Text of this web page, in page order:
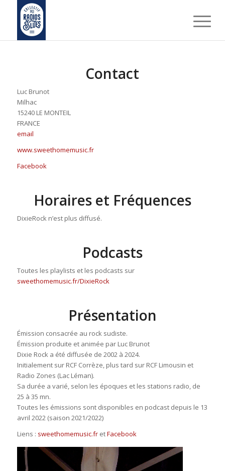
Contact
Luc Brunot
Milhac
15240 LE MONTEIL
FRANCE
email
www.sweethomemusic.fr
Facebook
Horaires et Fréquences
DixieRock n’est plus diffusé.
Podcasts
Toutes les playlists et les podcasts sur
sweethomemusic.fr/DixieRock
Présentation
Émission consacrée au rock sudiste.
Émission produite et animée par Luc Brunot
Dixie Rock a été diffusée de 2002 à 2024.
Initialement sur RCF Corrèze, plus tard sur RCF Limousin et
Radio Zones (Lac Léman).
Sa durée a varié, selon les époques et les stations radio, de
25 à 35 mn.
Toutes les émissions sont disponibles en podcast depuis le 13
avril 2022 (saison 2021/2022)
Liens : sweethomemusic.fretFacebook